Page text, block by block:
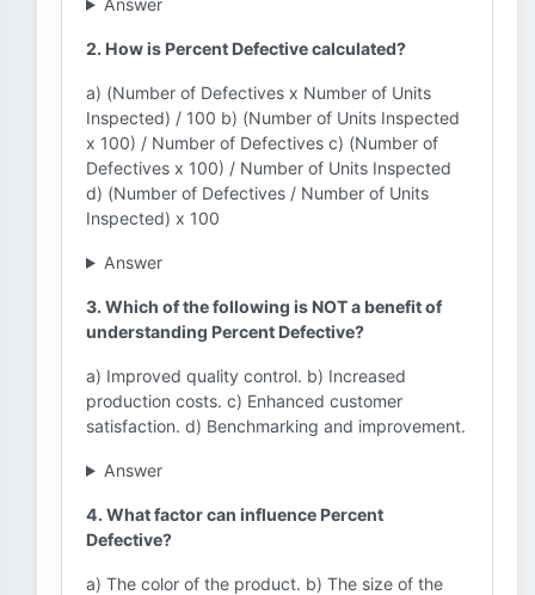
Answer
2. How is Percent Defective calculated?
a) (Number of Defectives x Number of Units
Inspected) / 100 b) (Number of Units Inspected
x 100) / Number of Defectives c) (Number of
Defectives x 100) / Number of Units Inspected
d) (Number of Defectives / Number of Units
Inspected) x 100
Answer
3. Which of the following is NOT a benefit of
understanding Percent Defective?
a) Improved quality control. b) Increased
production costs. c) Enhanced customer
satisfaction. d) Benchmarking and improvement.
Answer
4. What factor can influence Percent
Defective?
a) The color of the product. b) The size of the